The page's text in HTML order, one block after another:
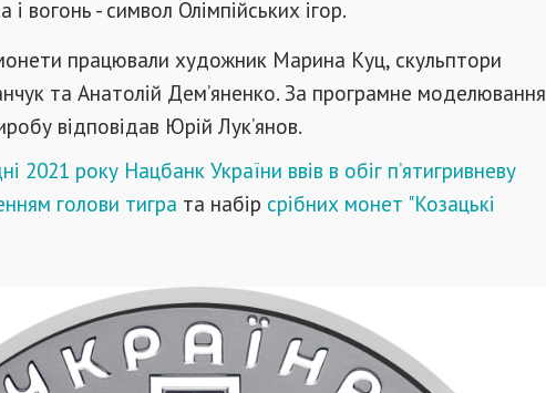
і вогонь - символ Олімпійських ігор.
працювали художник Марина Куц, скульптори
та Анатолій Дем’яненко. За програмне моделювання
відповідав Юрій Лук’янов.
2021 року Нацбанк України ввів в обіг п’ятигривневу
голови тигра та набір срібних монет "Козацькі